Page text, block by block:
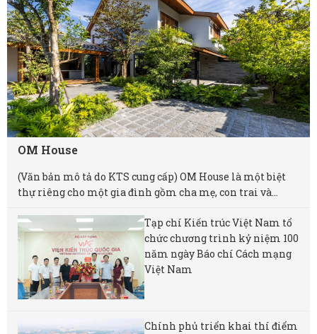
OM House
(Văn bản mô tả do KTS cung cấp) OM House là một biệt
thự riêng cho một gia đình gồm cha mẹ, con trai và...
Tạp chí Kiến trúc Việt Nam tổ
chức chương trình kỷ niệm 100
năm ngày Báo chí Cách mạng
Việt Nam
Chính phủ triển khai thí điểm